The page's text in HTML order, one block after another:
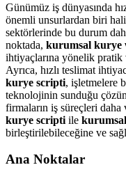
Günümüz iş dünyasında
önemli unsurlardan biri
sektörlerinde bu durum
noktada, kurumsal kurye
ihtiyaçlarına yönelik pratik
Ayrıca, hızlı teslimat
kurye scripti, işletmelere
teknolojinin sunduğu
firmaların iş süreçleri
kurye scripti ile
birleştirilebileceğine ve
Ana Noktalar